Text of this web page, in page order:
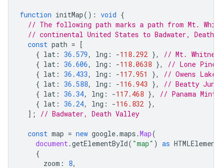
function initMap() : void {
// The following path marks a path from Mt.
// continental United States to Badwater,
const path = [
{ lat : 36.579, lng : -118.292 },
// Mt. Whitney
{ lat : 36.606, lng : -118.0638 },
// Lone Pine
{ lat : 36.433, lng : -117.951 },
// Owens Lake
{ lat : 36.588, lng : -116.943 },
// Beatty
{ lat : 36.34, lng : -117.468 },
// Panama Mint
{ lat : 36.24, lng : -116.832 },
];
// Badwater, Death Valley
const map = new google.maps .Map(
document.getElementById( "map" ) as HTMLElement
{
zoom : 8,